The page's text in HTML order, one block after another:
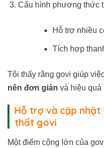
Cấu hình phương thức
Hỗ trợ nhiều
Tích hợp
Tôi thấy rằng govi giúp
nên đơn giản và hiệu quả
Hỗ trợ và cập nhật
thất govi
Một điểm cộng lớn của